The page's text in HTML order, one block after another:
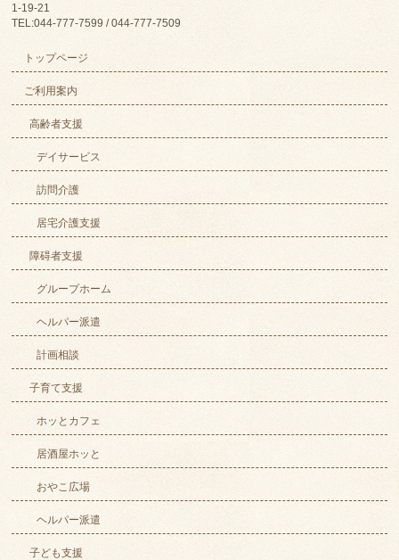
1-19-21
TEL:044-777-7599 / 044-777-7509
トップページ
ご利用案内
高齢者支援
デイサービス
訪問介護
居宅介護支援
障碍者支援
グループホーム
ヘルパー派遣
計画相談
子育て支援
ホッとカフェ
居酒屋ホッと
おやこ広場
ヘルパー派遣
子ども支援